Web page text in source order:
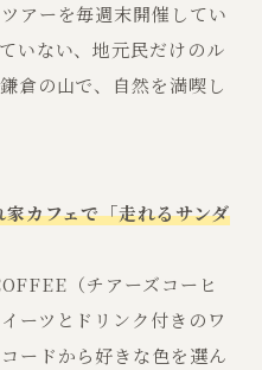
アーを毎週末開催してい
いない、地元民だけのル
倉の山で、自然を満喫し
カフェで「走れるサンダ
（チアーズコーヒ
ーツとドリンク付きのワ
ードから好きな色を選ん